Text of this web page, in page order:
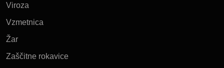
Viroza
Vzmetnica
Žar
Zaščitne rokavice